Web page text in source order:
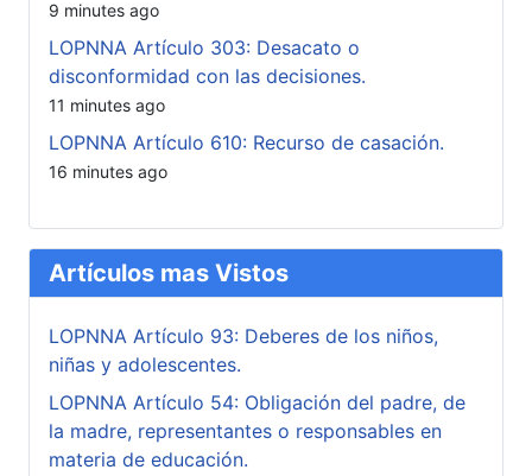
9 minutes ago
LOPNNA Artículo 303: Desacato o
disconformidad con las decisiones.
11 minutes ago
LOPNNA Artículo 610: Recurso de casación.
16 minutes ago
Artículos mas Vistos
LOPNNA Artículo 93: Deberes de los niños,
niñas y adolescentes.
LOPNNA Artículo 54: Obligación del padre, de
la madre, representantes o responsables en
materia de educación.